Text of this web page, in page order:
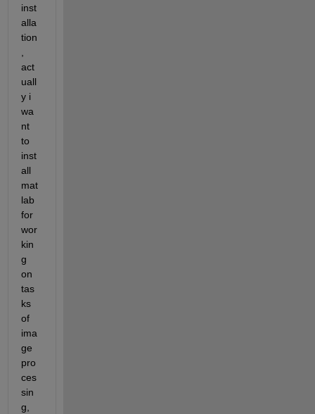
inst
alla
tion
act
uall
y i
wa
nt
to
inst
all
mat
lab
for
wor
kin
g
on
tas
ks
of
ima
ge
pro
ces
sin
g,